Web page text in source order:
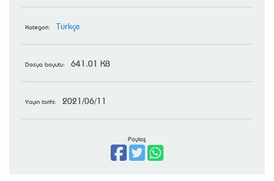
Kategori: Türkçe
Dosya boyutu: 641.01 KB
Yayın tarihi: 2021/06/11
Paylaş